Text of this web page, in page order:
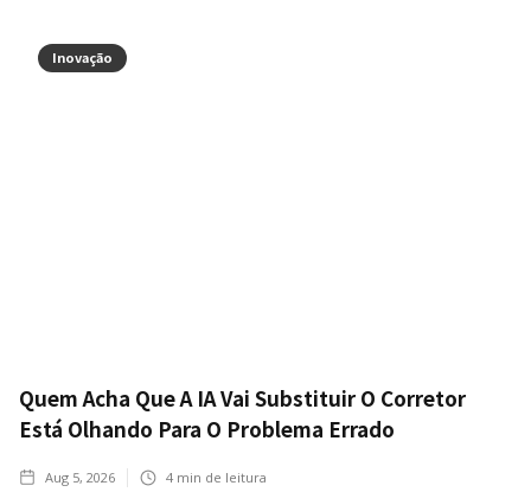
Inovação
Quem Acha Que A IA Vai Substituir O Corretor
Está Olhando Para O Problema Errado
Aug 5, 2026 4 min de leitura